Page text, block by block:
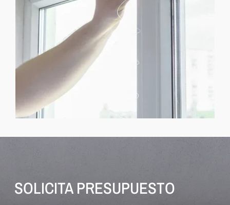
SOLICITA PRESUPUESTO